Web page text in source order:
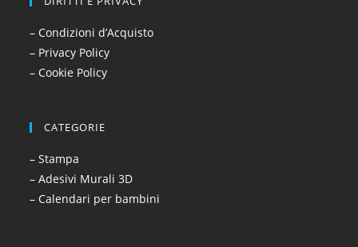
– Condizioni d’Acquisto
– Privacy Policy
– Cookie Policy
CATEGORIE
– Stampa
– Adesivi Murali 3D
– Calendari per bambini